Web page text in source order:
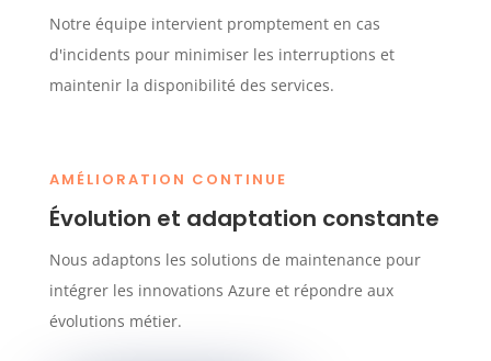
Notre équipe intervient promptement en cas
d'incidents pour minimiser les interruptions et
maintenir la disponibilité des services.
AMÉLIORATION CONTINUE
Évolution et adaptation constante
Nous adaptons les solutions de maintenance pour
intégrer les innovations Azure et répondre aux
évolutions métier.